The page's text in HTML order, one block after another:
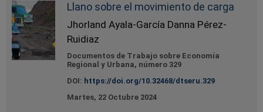
Llano sobre el movimiento de carga
Jhorland Ayala-García Danna Pérez-
Ruidiaz
Documentos de Trabajo sobre Economía
Regional y Urbana, número 329
DOI: https://doi.org/10.32468/dtseru.329
Martes, 22 Octubre 2024